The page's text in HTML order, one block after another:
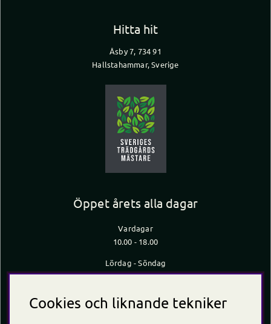
Hitta hit
Åsby 7, 734 91
Hallstahammar, Sverige
Öppet årets alla dagar
Vardagar
10.00 - 18.00
Lördag - Söndag
10.00 - 16.00
*Caféet stänger 30 min innan butiken stänger
Cookies och liknande tekniker